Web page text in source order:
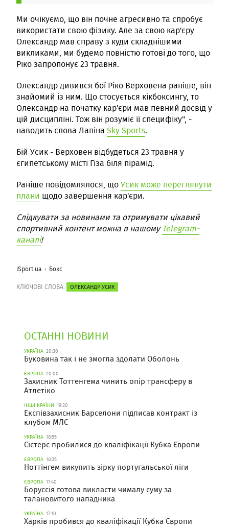
Ми очікуємо, що він почне агресивно та спробує
використати свою фізику. Але за свою кар'єру
Олександр мав справу з куди складнішими
викликами, ми будемо повністю готові до того, що
Ріко запропонує 23 травня.
Олександр дивився бої Ріко Верховена раніше, він
знайомий із ним. Що стосується кікбоксингу, то
Олександр на початку кар'єри мав певний досвід у
цій дисципліні. Тож він розуміє її специфіку", -
наводить слова Лапіна Sky Sports.
Бій Усик - Верховен відбудеться 23 травня у
єгипетському місті Гіза біля пірамід.
Раніше повідомлялося, щоУсик може переглянути
плани щодо завершення кар'єри.
Слідкувати за новинами та отримувати цікавий
спортивний контент можна в нашомуTelegram-
каналі!
iSport.ua Бокс
КЛЮЧОВІ СЛОВА: ОЛЕКСАНДР УСИК
ОСТАННІ НОВИНИ
УКРАЇНА 20:30
Буковина так і не змогла здолати Оболонь
ЄВРОПА 20:00
Захисник Тоттенгема чинить опір трансферу в
Атлетіко
ІНШІ КРАЇНИ 19:30
Експівзахисник Барселони підписав контракт із
клубом МЛС
УКРАЇНА 18:55
Сістерс пробилися до кваліфікації Кубка Європи
ЄВРОПА 18:25
Ноттінгем викупить зірку португальської ліги
ЄВРОПА 17:40
Боруссія готова викласти чималу суму за
талановитого нападника
УКРАЇНА 17:10
Харків пробився до кваліфікації Кубка Європи